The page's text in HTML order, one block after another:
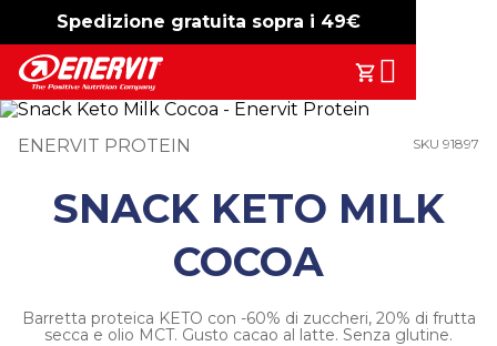
Spedizione gratuita sopra i 49€
-15% free shipping
Il Tuo
Search
ENERVIT PROTEIN SKU 91897
SNACK KETO MILK
COCOA
Barretta proteica KETO con -60% di zuccheri, 20% di frutta
secca e olio MCT. Gusto cacao al latte. Senza glutine.